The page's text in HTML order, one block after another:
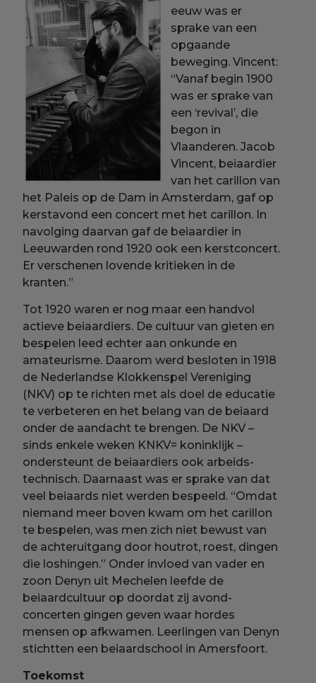
eeuw was er
sprake van een
opgaande
beweging. Vincent:
“Vanaf begin 1900
was er sprake van
een ‘revival’, die
begon in
Vlaanderen. Jacob
Vincent, beiaardier
van het carillon van
het Paleis op de Dam in Amsterdam, gaf op
kerstavond een concert met het carillon. In
navolging daarvan gaf de beiaardier in
Leeuwarden rond 1920 ook een kerstconcert.
Er verschenen lovende kritieken in de
kranten.”
Tot 1920 waren er nog maar een handvol
actieve beiaardiers. De cultuur van gieten en
bespelen leed echter aan onkunde en
amateurisme. Daarom werd besloten in 1918
de Nederlandse Klokkenspel Vereniging
(NKV) op te richten met als doel de educatie
te verbeteren en het belang van de beiaard
onder de aandacht te brengen. De NKV –
sinds enkele weken KNKV= koninklijk –
ondersteunt de beiaardiers ook arbeids-
technisch. Daarnaast was er sprake van dat
veel beiaards niet werden bespeeld. “Omdat
niemand meer boven kwam om het carillon
te bespelen, was men zich niet bewust van
de achteruitgang door houtrot, roest, dingen
die loshingen.” Onder invloed van vader en
zoon Denyn uit Mechelen leefde de
beiaardcultuur op doordat zij avond-
concerten gingen geven waar hordes
mensen op afkwamen. Leerlingen van Denyn
stichtten een beiaardschool in Amersfoort.
Toekomst